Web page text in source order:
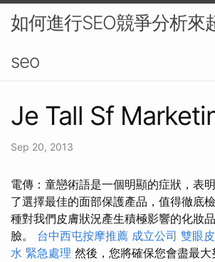
如何進行SEO競爭分析來
seo
Je Tall Sf
Sep 20, 2013
電傳：童戀術語是一個明顯的症狀，表
了選擇最佳的面部保護產品，值得徹底
種對我們皮膚狀況產生積極影響的化妝
臉。 台中西屯按摩推薦 成立公司 雙眼皮
水 緊急處理 然後，您將確保您會盡最